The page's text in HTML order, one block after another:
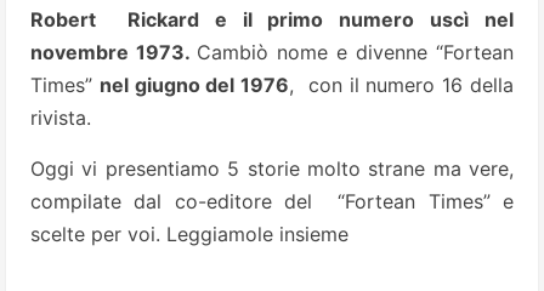
Robert Rickard e il primo numero uscì nel
novembre 1973. Cambiò nome e divenne “Fortean
Times” nel giugno del 1976, con il numero 16 della
rivista.
Oggi vi presentiamo 5 storie molto strane ma vere,
compilate dal co-editore del “Fortean Times” e
scelte per voi. Leggiamole insieme